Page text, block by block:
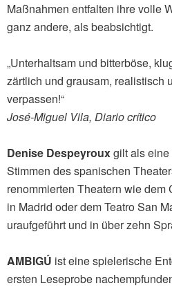
Maßnahmen entfalten ihre volle
ganz andere, als beabsichtigt.
„Unterhaltsam und bitterböse,
zärtlich und grausam, realistisch
verpassen!“
José-Miguel Vila, Diario crítico
Denise Despeyrouxgilt als
Stimmen des spanischen
renommierten Theatern wie
in Madrid oder dem Teatro San
uraufgeführt und in über zehn
AMBIGÚ ist eine spielerische
ersten Leseprobe